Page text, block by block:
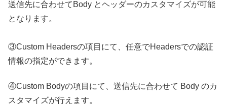
送信先に合わせてBody とヘッダーのカスタマイズが可能
となります。
③Custom Headersの項目にて、任意でHeadersでの認証
情報の指定ができます。
④Custom Bodyの項目にて、 送信先に合わせて Body のカ
スタマイズが行えます。